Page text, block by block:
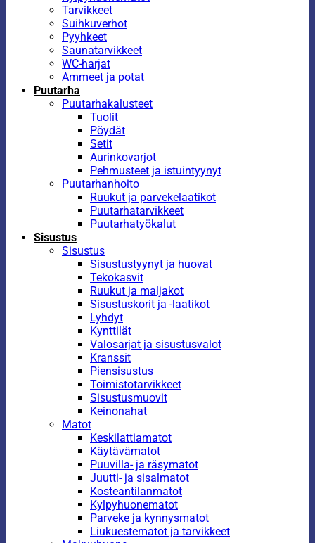
Tarvikkeet
Suihkuverhot
Pyyhkeet
Saunatarvikkeet
WC-harjat
Ammeet ja potat
Puutarha
Puutarhakalusteet
Tuolit
Pöydät
Setit
Aurinkovarjot
Pehmusteet ja istuintyynyt
Puutarhanhoito
Ruukut ja parvekelaatikot
Puutarhatarvikkeet
Puutarhatyökalut
Sisustus
Sisustus
Sisustustyynyt ja huovat
Tekokasvit
Ruukut ja maljakot
Sisustuskorit ja -laatikot
Lyhdyt
Kynttilät
Valosarjat ja sisustusvalot
Kranssit
Piensisustus
Toimistotarvikkeet
Sisustusmuovit
Keinonahat
Matot
Keskilattiamatot
Käytävämatot
Puuvilla- ja räsymatot
Juutti- ja sisalmatot
Kosteantilanmatot
Kylpyhuonematot
Parveke ja kynnysmatot
Liukuestematot ja tarvikkeet